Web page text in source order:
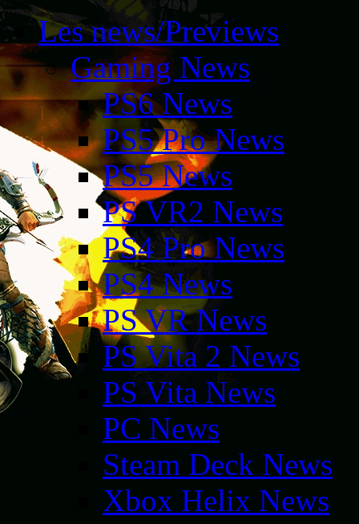
Les news/Previews
Gaming News
PS6 News
PS5 Pro News
PS5 News
PS VR2 News
PS4 Pro News
PS4 News
PS VR News
PS Vita 2 News
PS Vita News
PC News
Steam Deck News
Xbox Helix News